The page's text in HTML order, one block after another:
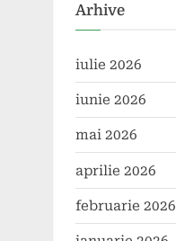
Arhive
iulie 2026
iunie 2026
mai 2026
aprilie 2026
februarie 2026